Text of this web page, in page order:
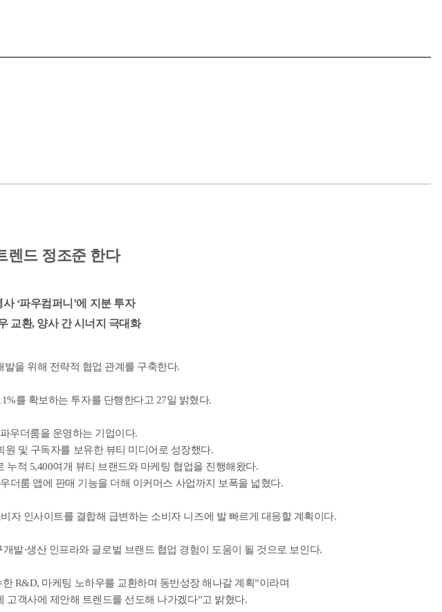
렌드 정조준 한다
‘파우컴퍼니’에 지분 투자
교환, 양사 간 시너지 극대화
을 위해 전략적 협업 관계를 구축한다.
를 확보하는 투자를 단행한다고 27일 밝혔다.
우더룸을 운영하는 기업이다.
원 및 구독자를 보유한 뷰티 미디어로 성장했다.
적 5,400여개 뷰티 브랜드와 마케팅 협업을 진행해왔다.
더룸 앱에 판매 기능을 더해 이커머스 사업까지 보폭을 넓혔다.
자 인사이트를 결합해 급변하는 소비자 니즈에 발 빠르게 대응할 계획이다.
발·생산 인프라와 글로벌 브랜드 협업 경험이 도움이 될 것으로 보인다.
R&D, 마케팅 노하우를 교환하며 동반성장 해나갈 계획”이라며
객사에 제안해 트렌드를 선도해 나가겠다”고 밝혔다.